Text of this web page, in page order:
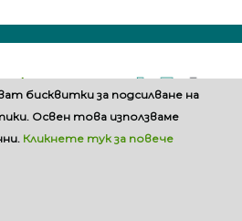
бисквитки за подсилване на
Освен това използваме
Кликнете тук за повече